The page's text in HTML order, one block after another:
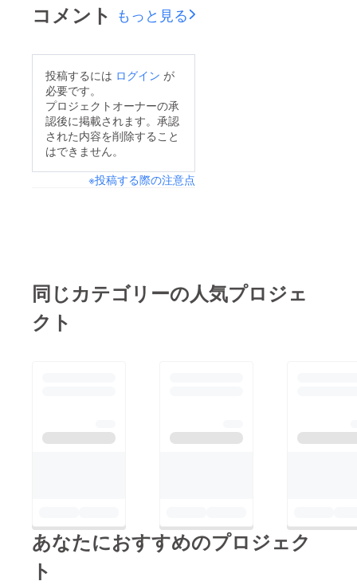
コメント もっと見る
投稿するには ログイン が
必要です。
プロジェクトオーナーの承
認後に掲載されます。承認
された内容を削除すること
はできません。
※投稿する際の注意点
同じカテゴリーの人気プロジェ
クト
あなたにおすすめのプロジェク
ト